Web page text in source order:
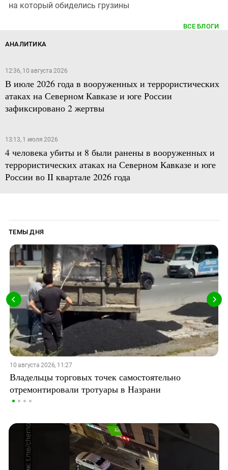
на который обиделись грузины
ВСЕ БЛОГИ
АНАЛИТИКА
12:36, 10 августа 2026
В июле 2026 года в вооруженных и террористических
атаках на Северном Кавказе и юге России
зафиксировано 2 жертвы
13:13, 1 июля 2026
4 человека убиты и 8 были ранены в вооруженных и
террористических атаках на Северном Кавказе и юге
России во II квартале 2026 года
ТЕМЫ ДНЯ
10 августа 2026, 11:27
Владельцы торговых точек самостоятельно
отремонтировали тротуары в Назрани